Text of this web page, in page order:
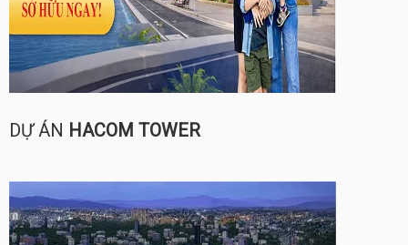
DỰ ÁN HACOM TOWER